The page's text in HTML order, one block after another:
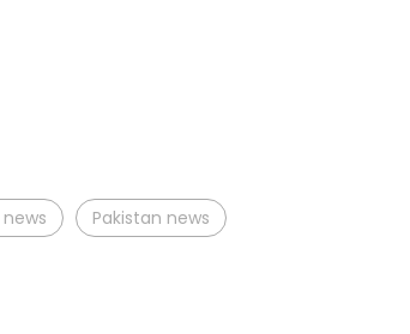
Pakistan news